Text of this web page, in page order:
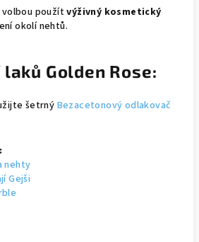
volbou použítvýživný kosmetický
okolí nehtů.
Golden Rose:
šetrný Bezacetonový odlakovač
nehty
Gejši